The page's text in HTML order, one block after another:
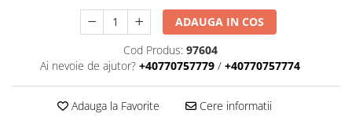
ADAUGA IN COS
Cod Produs: 97604
Ai nevoie de ajutor? +40770757779 / +40770757774
Adauga la Favorite Cere informatii